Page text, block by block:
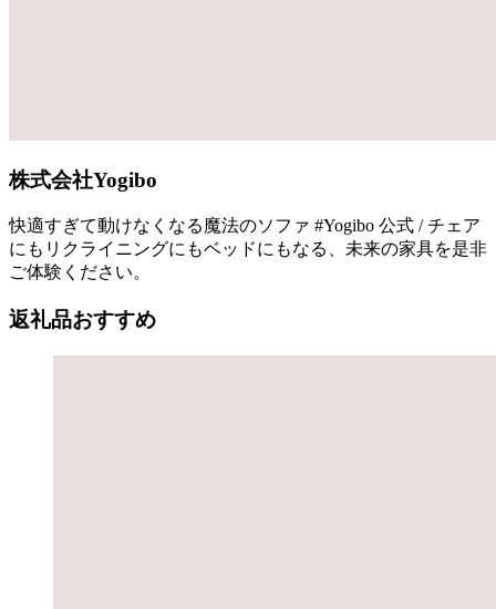
株式会社Yogibo
快適すぎて動けなくなる魔法のソファ #Yogibo 公式 / チェア
にもリクライニングにもベッドにもなる、未来の家具を是非
ご体験ください。
返礼品おすすめ